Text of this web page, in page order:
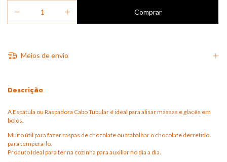
Meios de envio
Descrição
A Espátula ou Raspadora Cabo Tubular é ideal para alisar massas e glacês em
bolos.
Muito útil para fazer raspas de chocolate ou trabalhar o chocolate derretido
para tempera-lo.
Produto Ideal para ter na cozinha para auxiliar no dia a dia.